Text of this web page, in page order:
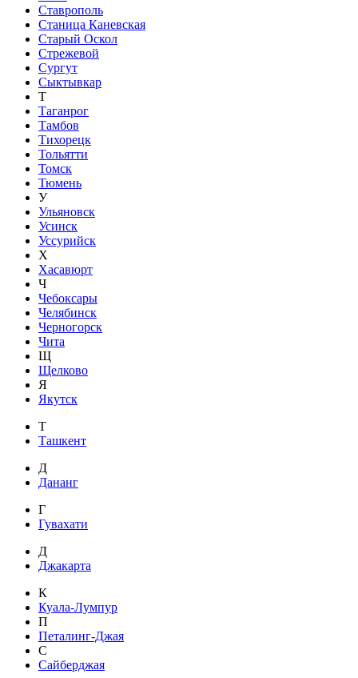
Ставрополь
Станица Каневская
Старый Оскол
Стрежевой
Сургут
Сыктывкар
Т
Таганрог
Тамбов
Тихорецк
Тольятти
Томск
Тюмень
У
Ульяновск
Усинск
Уссурийск
Х
Хасавюрт
Ч
Чебоксары
Челябинск
Черногорск
Чита
Щ
Щелково
Я
Якутск
Т
Ташкент
Д
Дананг
Г
Гувахати
Д
Джакарта
К
Куала-Лумпур
П
Петалинг-Джая
С
Сайберджая